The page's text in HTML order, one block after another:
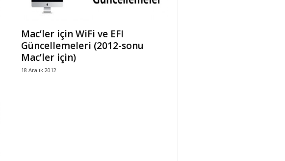
Mac’ler için WiFi ve EFI
Güncellemeleri (2012-sonu
Mac’ler için)
18 Aralık 2012